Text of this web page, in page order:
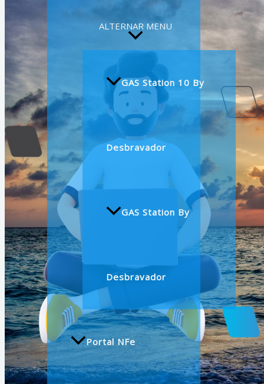
ALTERNAR MENU
GAS Station 10 By
Desbravador
GAS Station By
Desbravador
Portal NFe